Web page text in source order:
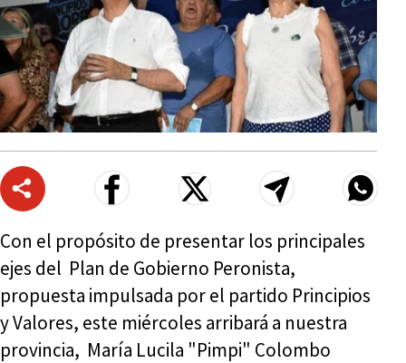
Con el propósito de presentar los principales
ejes del Plan de Gobierno Peronista,
propuesta impulsada por el partido Principios
y Valores, este miércoles arribará a nuestra
provincia, María Lucila "Pimpi" Colombo